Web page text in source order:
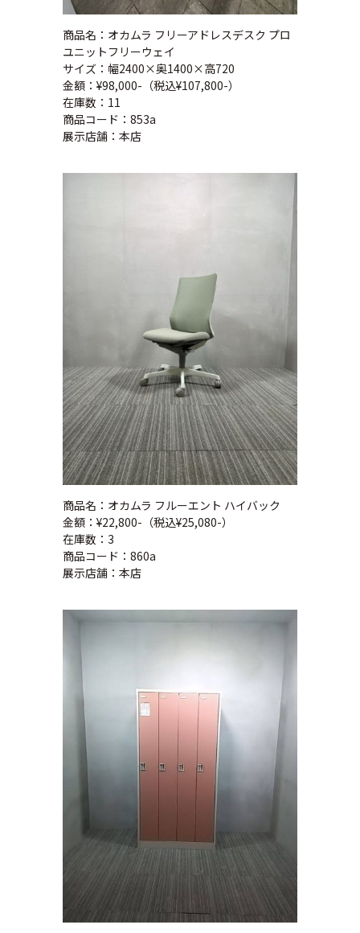
商品名：オカムラ フリーアドレスデスク プロ
ユニットフリーウェイ
サイズ：幅2400×奥1400×高720
金額：¥98,000-（税込¥107,800-）
在庫数：11
商品コード：853a
展示店舗：本店
商品名：オカムラ フルーエント ハイバック
金額：¥22,800-（税込¥25,080-）
在庫数：3
商品コード：860a
展示店舗：本店